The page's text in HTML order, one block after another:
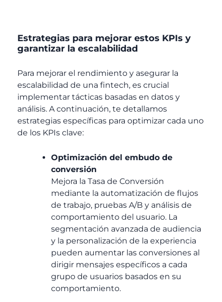
Estrategias para mejorar estos KPIs y
garantizar la escalabilidad
Para mejorar el rendimiento y asegurar la
escalabilidad de una fintech, es crucial
implementar tácticas basadas en datos y
análisis. A continuación, te detallamos
estrategias específicas para optimizar cada uno
de los KPIs clave:
Optimización del embudo de
conversión
Mejora la Tasa de Conversión
mediante la automatización de flujos
de trabajo, pruebas A/B y análisis de
comportamiento del usuario. La
segmentación avanzada de audiencia
y la personalización de la experiencia
pueden aumentar las conversiones al
dirigir mensajes específicos a cada
grupo de usuarios basados ​​en su
comportamiento.